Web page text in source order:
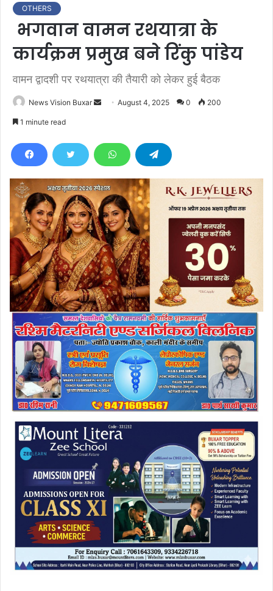
OTHERS
भगवान वामन रथयात्रा के
कार्यक्रम प्रमुख बने रिंकु पांडेय
वामन द्वादशी पर रथयात्रा की तैयारी को लेकर हुई बैठक
News Vision Buxar
d
e
m
a
i
l
August 4, 2025 0 200
1 minute read